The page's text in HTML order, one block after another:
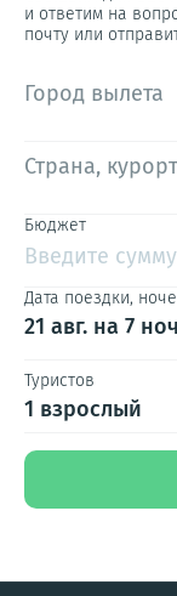
и ответим на
почту или
Город вылета
Страна,
Бюджет
Введите сумму
Дата поездки,
21 авг. на 7
Туристов
1 взрослый